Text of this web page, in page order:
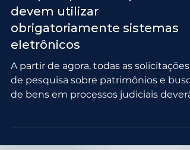
CNJ | Bloqueios e Apreensões
devem utilizar
obrigatoriamente sistemas
eletrônicos
A partir de agora, todas as solicitações
de pesquisa sobre patrimônios e